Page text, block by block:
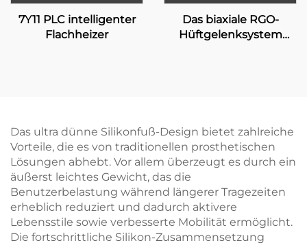
7Y11 PLC intelligenter
Flachheizer
Das biaxiale RGO-
Hüftgelenksystem
Das ultra dünne Silikonfuß-Design bietet zahlreiche
Vorteile, die es von traditionellen prosthetischen
Lösungen abhebt. Vor allem überzeugt es durch ein
äußerst leichtes Gewicht, das die
Benutzerbelastung während längerer Tragezeiten
erheblich reduziert und dadurch aktivere
Lebensstile sowie verbesserte Mobilität ermöglicht.
Die fortschrittliche Silikon-Zusammensetzung